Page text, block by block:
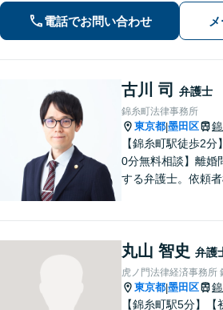
談ください
休日面談可
利用可】
電話でお問い合わせ
古川 司 弁護士
錦糸町法律事務所
東京都|墨田区
【錦糸町駅徒歩2分
0分無料相談】離婚
する弁護士。依頼者
がありましたら、ま
談ください。【電
イン相談OK】
丸山 智史 弁護
虎ノ門法律経済事務所
東京都|墨田区
【錦糸町駅5分】【